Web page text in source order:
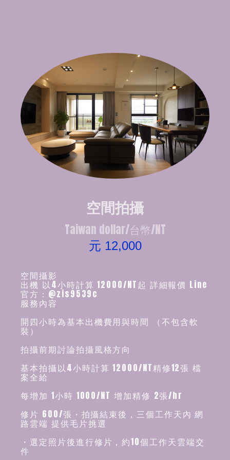
空間拍攝
Taiwan dollar/台幣/NT
元 12,000
空間攝影
出機 以4小時計算 12000/NT起 詳細報價 Line
官方：@zis9539c
服務內容
開四小時為基本出機費用與時間 （不包含軟
裝）
拍攝前期討論拍攝風格方向
基本拍攝以4小時計算 12000/NT精修12張 檔
案全給
每增加 1小時 1000/NT 增加精修 2張/hr
修片 600/張・拍攝結束後，三個工作天內 網
路雲端 提供毛片挑選
・選定照片後進行修片，約10個工作天雲端交
件